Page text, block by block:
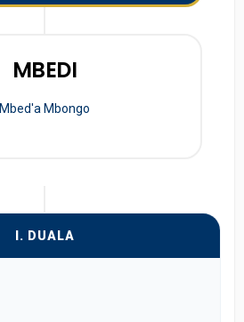
MBEDI
Mbed'a Mbongo
I. DUALA